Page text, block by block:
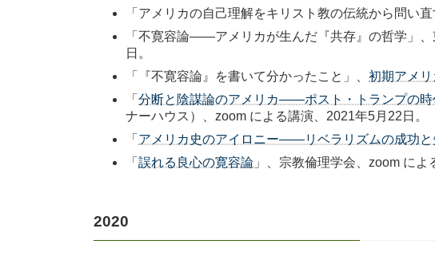
「アメリカの自己理解をキリスト教の伝統から問い
「不寛容論――アメリカが生んだ『共存』の哲学」、
日。
「『不寛容論』を書いて分かったこと」、 初期アメリ
「 分断と陰謀論のアメリカ――ポスト・トランプの時
ナーハウス）、zoom による講演、2021年5月22日。
「 アメリカ史のアイロニー――リベラリズムの成功と
「 誤れる良心の寛容論 」、宗教倫理学会、zoom によ
2020